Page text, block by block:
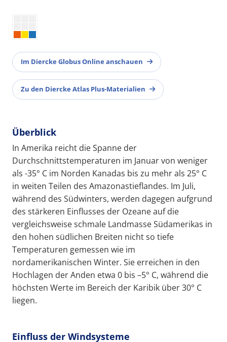
Im Diercke Globus Online anschauen
Zu den Diercke Atlas Plus-Materialien
Überblick
In Amerika reicht die Spanne der
Durchschnittstemperaturen im Januar von weniger
als -35° C im Norden Kanadas bis zu mehr als 25° C
in weiten Teilen des Amazonastieflandes. Im Juli,
während des Südwinters, werden dagegen aufgrund
des stärkeren Einflusses der Ozeane auf die
vergleichsweise schmale Landmasse Südamerikas in
den hohen südlichen Breiten nicht so tiefe
Temperaturen gemessen wie im
nordamerikanischen Winter. Sie erreichen in den
Hochlagen der Anden etwa 0 bis –5° C, während die
höchsten Werte im Bereich der Karibik über 30° C
liegen.
Einfluss der Windsysteme